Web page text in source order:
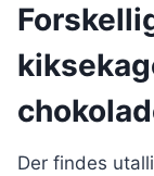
Der findes